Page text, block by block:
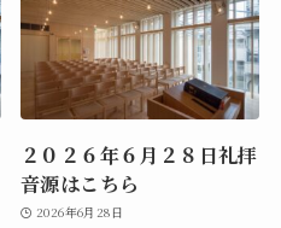
２０２６年６月２８日礼拝
音源はこちら
2026年6月28日